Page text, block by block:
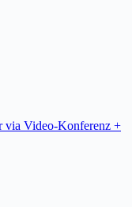
via Video-Konferenz +